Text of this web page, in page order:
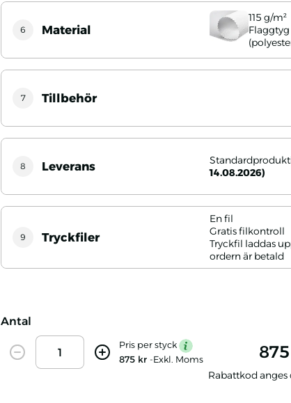
6 Material
115 g/m²
Flaggtyg
7 Tillbehör
8 Leverans
14.08.2026)
9 Tryckfiler
En fil
Gratis filkontroll
Tryckfil laddas
ordern är betald
Antal
Decrease
Amount
Increase
Pris per styck
mention
875 kr -Exkl. Moms
Rabattkod anges